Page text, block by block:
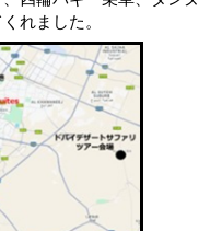
れました。